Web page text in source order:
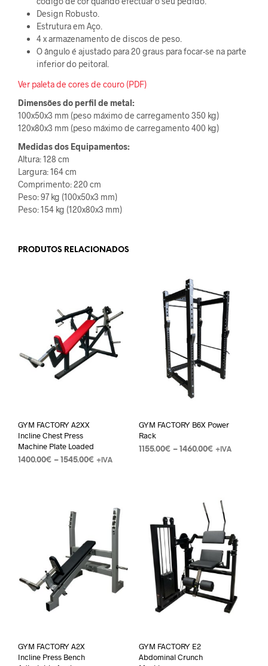
Design Robusto.
Estrutura em Aço.
4 x armazenamento de discos de peso.
O ângulo é ajustado para 20 graus para focar-se na parte
inferior do peitoral.
Ver paleta de cores de couro (PDF)
Dimensões do perfil de metal:
100x50x3 mm (peso máximo de carregamento 350 kg)
120x80x3 mm (peso máximo de carregamento 400 kg)
Medidas dos Equipamentos:
Altura: 128 cm
Largura: 164 cm
Comprimento: 220 cm
Peso: 97 kg (100x50x3 mm)
Peso: 154 kg (120x80x3 mm)
PRODUTOS RELACIONADOS
GYM FACTORY A2XX
Incline Chest Press
Machine Plate Loaded
1400.00€ – 1545.00€ +IVA
GYM FACTORY B6X Power
Rack
1155.00€ – 1460.00€ +IVA
GYM FACTORY A2X
Incline Press Bench
GYM FACTORY E2
Abdominal Crunch